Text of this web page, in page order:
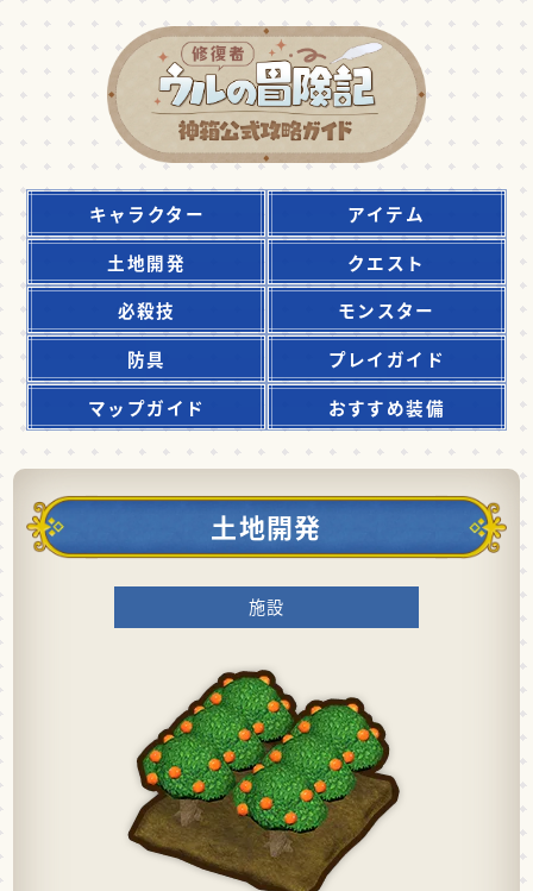
キャラクター
アイテム
土地開発
クエスト
必殺技
モンスター
防具
プレイガイド
マップガイド
おすすめ装備
土地開発
施設